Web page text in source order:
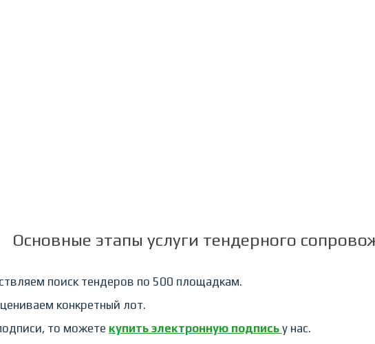
Основные этапы услуги тендерного
поиск тендеров по 500 площадкам.
конкретный лот.
то можете купить электронную подпись у нас.